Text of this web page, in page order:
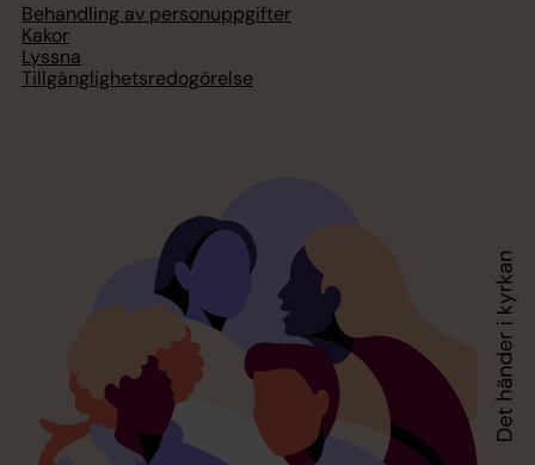
Behandling av personuppgifter
Kakor
Lyssna
Tillgänglighetsredogörelse